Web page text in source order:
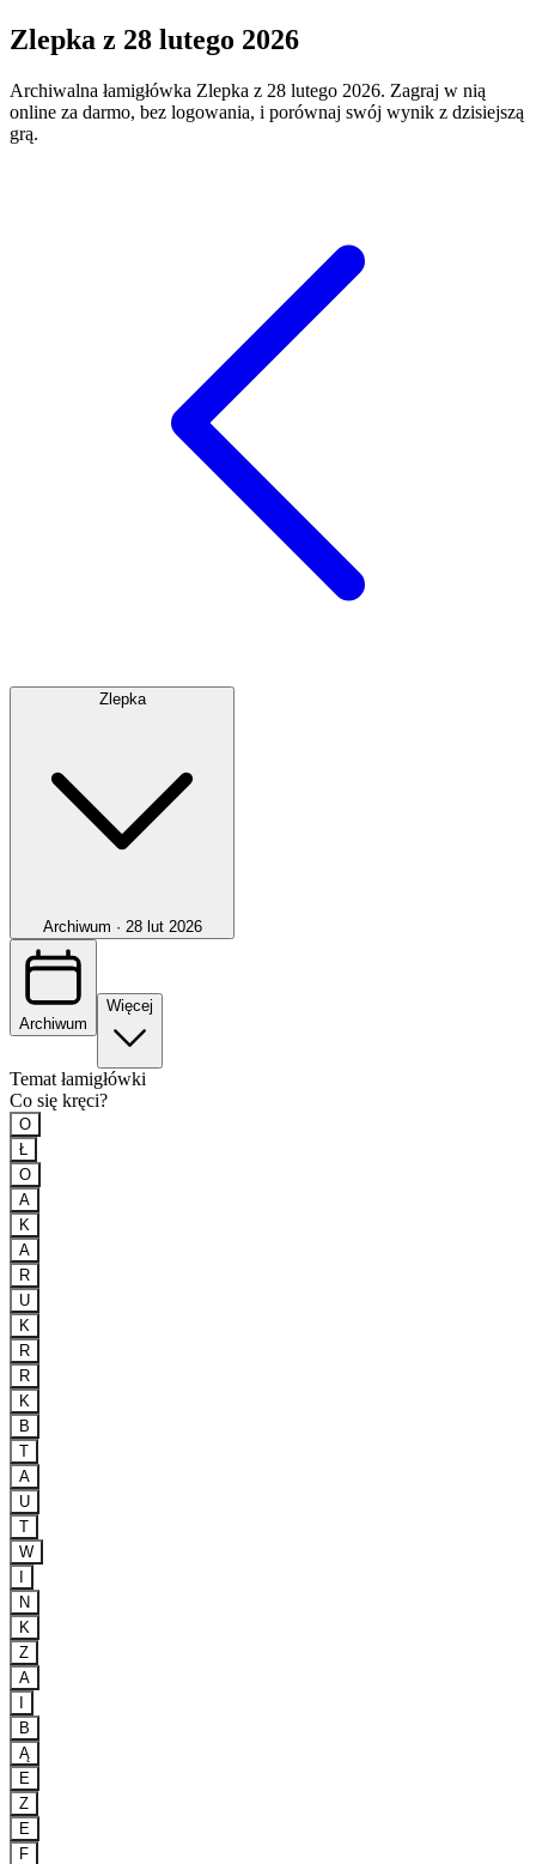
Zlepka z 28 lutego 2026
Archiwalna łamigłówka Zlepka z 28 lutego 2026. Zagraj w nią
online za darmo, bez logowania, i porównaj swój wynik z dzisiejszą
grą.
Zlepka
Archiwum · 28 lut 2026
Archiwum
Więcej
Temat łamigłówki
Co się kręci?
O
Ł
O
A
K
A
R
U
K
R
R
K
B
T
A
U
T
W
N
K
Z
A
B
Ą
E
Z
E
F